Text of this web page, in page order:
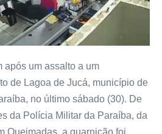
após um assalto a um
de Lagoa de Jucá, município de
no último sábado (30). De
da Polícia Militar da Paraíba, da
Queimadas, a guarnição foi